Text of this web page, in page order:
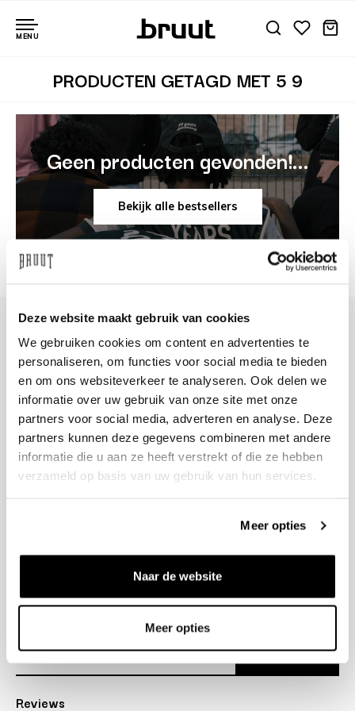
Deze website maakt gebruik van cookies
We gebruiken cookies om content en advertenties te
personaliseren, om functies voor social media te bieden
en om ons websiteverkeer te analyseren. Ook delen we
informatie over uw gebruik van onze site met onze
partners voor social media, adverteren en analyse. Deze
partners kunnen deze gegevens combineren met andere
informatie die u aan ze heeft verstrekt of die ze hebben
verzameld op basis van uw gebruik van hun services.
Meer opties
Naar de website
Meer opties
MENU
PRODUCTEN GETAGD MET 5 9
Geen producten gevonden!...
Bekijk alle bestsellers
+31 23 205 2006
info@bruut.nl
Contact Formulier
Open 11:00 - 18:30
OPENINGSTIJDEN
Over ons
Reviews